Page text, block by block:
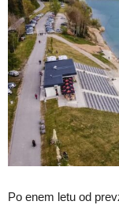
Po enem letu od